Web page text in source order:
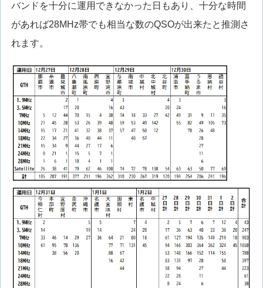
バンドを十分に運用できなかった日もあり、十分な時間
があれば28MHz帯でも相当な数のQSOが出来たと推測さ
れます。